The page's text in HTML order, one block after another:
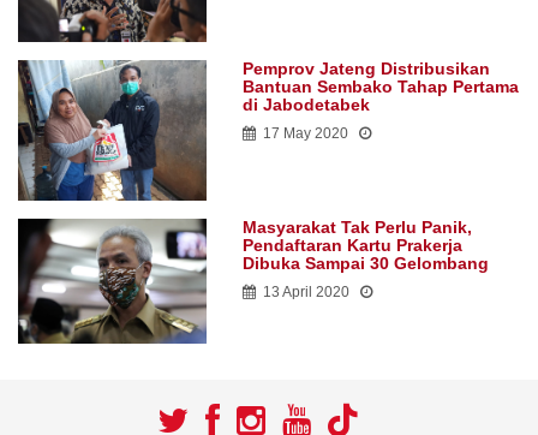
Pemprov Jateng Distribusikan
Bantuan Sembako Tahap Pertama
di Jabodetabek
17 May 2020
Masyarakat Tak Perlu Panik,
Pendaftaran Kartu Prakerja
Dibuka Sampai 30 Gelombang
13 April 2020